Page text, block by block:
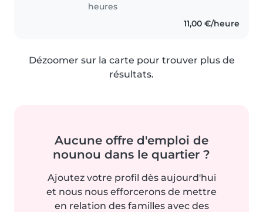
heures
11,00 €/heure
Dézoomer sur la carte pour trouver plus de
résultats.
Aucune offre d'emploi de
nounou dans le quartier ?
Ajoutez votre profil dès aujourd'hui
et nous nous efforcerons de mettre
en relation des familles avec des